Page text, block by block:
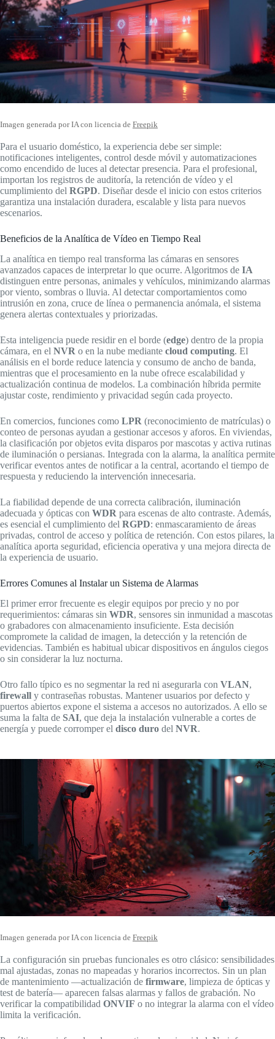
Imagen generada por IA con licencia de Freepik
Para el usuario doméstico, la experiencia debe ser simple:
notificaciones inteligentes, control desde móvil y automatizaciones
como encendido de luces al detectar presencia. Para el profesional,
importan los registros de auditoría, la retención de vídeo y el
cumplimiento del RGPD. Diseñar desde el inicio con estos criterios
garantiza una instalación duradera, escalable y lista para nuevos
escenarios.
Beneficios de la Analítica de Vídeo en Tiempo Real
La analítica en tiempo real transforma las cámaras en sensores
avanzados capaces de interpretar lo que ocurre. Algoritmos de IA
distinguen entre personas, animales y vehículos, minimizando alarmas
por viento, sombras o lluvia. Al detectar comportamientos como
intrusión en zona, cruce de línea o permanencia anómala, el sistema
genera alertas contextuales y priorizadas.
Esta inteligencia puede residir en el borde (edge) dentro de la propia
cámara, en el NVR o en la nube mediante cloud computing. El
análisis en el borde reduce latencia y consumo de ancho de banda,
mientras que el procesamiento en la nube ofrece escalabilidad y
actualización continua de modelos. La combinación híbrida permite
ajustar coste, rendimiento y privacidad según cada proyecto.
En comercios, funciones como LPR (reconocimiento de matrículas) o
conteo de personas ayudan a gestionar accesos y aforos. En viviendas,
la clasificación por objetos evita disparos por mascotas y activa rutinas
de iluminación o persianas. Integrada con la alarma, la analítica permite
verificar eventos antes de notificar a la central, acortando el tiempo de
respuesta y reduciendo la intervención innecesaria.
La fiabilidad depende de una correcta calibración, iluminación
adecuada y ópticas con WDR para escenas de alto contraste. Además,
es esencial el cumplimiento del RGPD: enmascaramiento de áreas
privadas, control de acceso y política de retención. Con estos pilares, la
analítica aporta seguridad, eficiencia operativa y una mejora directa de
la experiencia de usuario.
Errores Comunes al Instalar un Sistema de Alarmas
El primer error frecuente es elegir equipos por precio y no por
requerimientos: cámaras sin WDR, sensores sin inmunidad a mascotas
o grabadores con almacenamiento insuficiente. Esta decisión
compromete la calidad de imagen, la detección y la retención de
evidencias. También es habitual ubicar dispositivos en ángulos ciegos
o sin considerar la luz nocturna.
Otro fallo típico es no segmentar la red ni asegurarla con VLAN,
firewall y contraseñas robustas. Mantener usuarios por defecto y
puertos abiertos expone el sistema a accesos no autorizados. A ello se
suma la falta de SAI, que deja la instalación vulnerable a cortes de
energía y puede corromper el disco duro del NVR.
Imagen generada por IA con licencia de Freepik
La configuración sin pruebas funcionales es otro clásico: sensibilidades
mal ajustadas, zonas no mapeadas y horarios incorrectos. Sin un plan
de mantenimiento —actualización de firmware, limpieza de ópticas y
test de batería— aparecen falsas alarmas y fallos de grabación. No
verificar la compatibilidad ONVIF o no integrar la alarma con el vídeo
limita la verificación.